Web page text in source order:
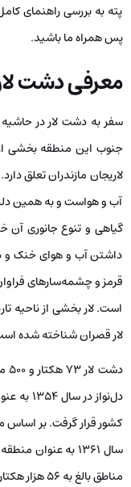
پته به بررسی راهنمای
پس همراه ما باشید.
معرفی دشت
سفر به دشت لار در
جنوب این منطقه بخشی
لاریجان مازندران تعلق
آب و هواست و به همین
گیاهی و تنوع جانوری
داشتن آب‌ و هوای خنک و
قرمز و چشمه‌سارهای
است. لار بخشی از ناحیه
لار قصران شناخته شده
کشور قرار گرفت. بر
مناطق بالغ به 56 هزار هکتار جزو منطقه شکار و تیراندازی ممنوع قرار گرفت.